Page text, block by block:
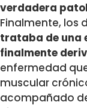
verdadera
Finalmente, los
trataba de una
finalmente
enfermedad
muscular
acompañado